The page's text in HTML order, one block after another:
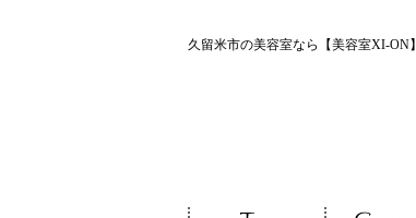
久留米市の美容室なら【美容室XI-ON】